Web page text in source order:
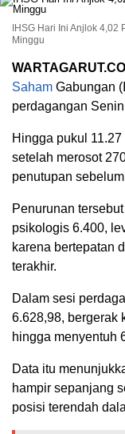
IHSG Hari Ini Anjlok
Minggu
Saham Gabungan
perdagangan
Hingga pukul
setelah merosot
penutupan
Penurunan
psikologis 6.400,
karena bertepatan
terakhir.
Dalam sesi
6.628,98, bergerak
hingga menyentuh
Data itu
hampir sepanjang
posisi terendah